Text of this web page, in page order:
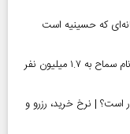
که حسینیه است
آغاز رسمی برنامه‌های اربعین ۱۴۰۵ در مرز‌ها | ثبت‌نام سماح به ۱.۷ میلیون نفر
بهشت زهرا (س) در سال ۱۴۰۵ چقدر است؟ | نرخ خرید، رزرو و